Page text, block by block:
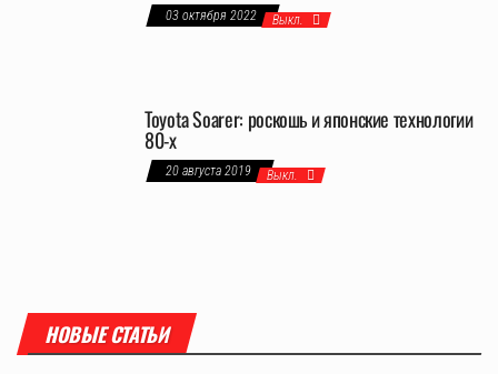
03 октября 2022 Выкл.
Toyota Soarer: роскошь и японские технологии
80-х
20 августа 2019 Выкл.
НОВЫЕ СТАТЬИ